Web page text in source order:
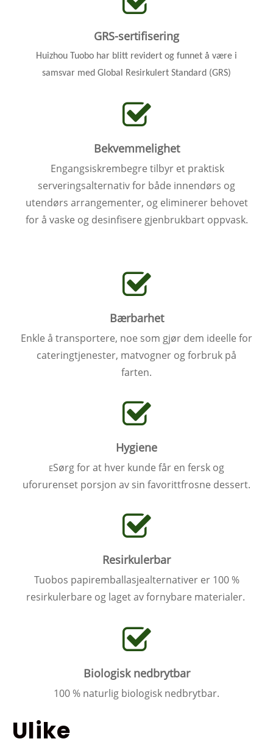
GRS-sertifisering
Huizhou Tuobo har blitt revidert og funnet å være i
samsvar med Global Resirkulert Standard (GRS)
Bekvemmelighet
Engangsiskrembegre tilbyr et praktisk
serveringsalternativ for både innendørs og
utendørs arrangementer, og eliminerer behovet
for å vaske og desinfisere gjenbrukbart oppvask.
Bærbarhet
Enkle å transportere, noe som gjør dem ideelle for
cateringtjenester, matvogner og forbruk på
farten.
Hygiene
ESørg for at hver kunde får en fersk og
uforurenset porsjon av sin favorittfrosne dessert.
Resirkulerbar
Tuobos papiremballasjealternativer er 100 %
resirkulerbare og laget av fornybare materialer.
Biologisk nedbrytbar
100 % naturlig biologisk nedbrytbar.
Ulike